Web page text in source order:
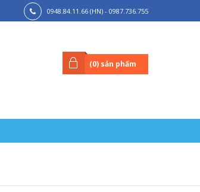
0948.84.11.66 (HN) - 0987.736.755
(0) sản phẩm